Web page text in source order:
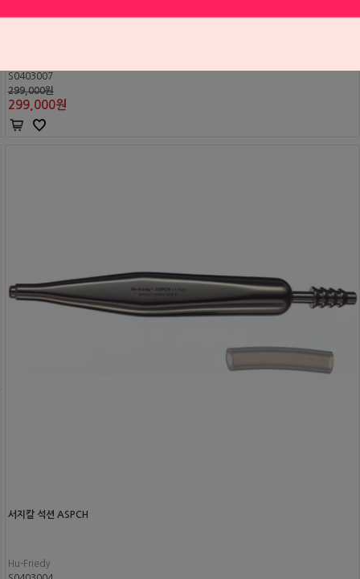
S0403007
299,000원
299,000원
서지칼 석션 ASPCH
Hu-Friedy